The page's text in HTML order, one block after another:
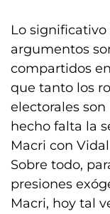
Lo significativo
argumentos
compartidos
que tanto los
electorales
hecho falta la
Macri con
Sobre todo,
presiones
Macri, hoy tal